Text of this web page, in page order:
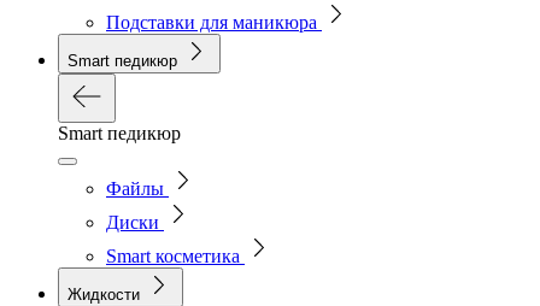
Подставки для маникюра
Smart педикюр
Smart педикюр
Файлы
Диски
Smart косметика
Жидкости